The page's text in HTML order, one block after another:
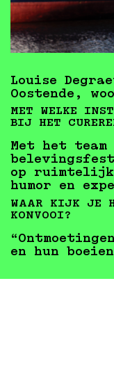
Louise
Oostende,
MET WELKE
BIJ HET
Met het team
op
humor en
WAAR KIJK JE
KONVOOI?
en hun